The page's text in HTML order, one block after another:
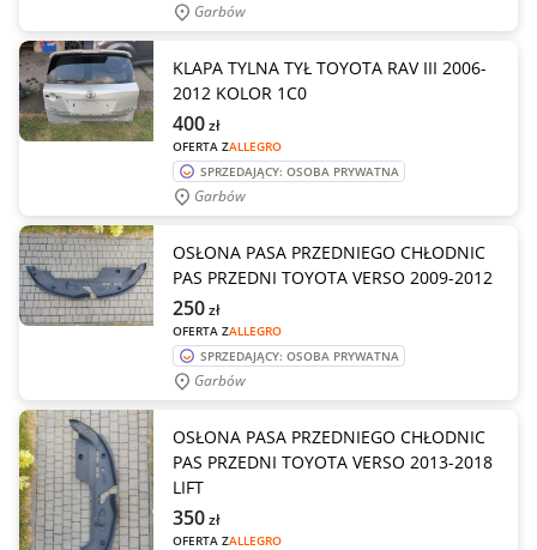
Garbów
KLAPA TYLNA TYŁ TOYOTA RAV III 2006-
2012 KOLOR 1C0
OFERTA ZALLEGRO
400zł
SPRZEDAJĄCY: OSOBA PRYWATNA
Garbów
OSŁONA PASA PRZEDNIEGO CHŁODNIC
PAS PRZEDNI TOYOTA VERSO 2009-2012
OFERTA ZALLEGRO
250zł
SPRZEDAJĄCY: OSOBA PRYWATNA
Garbów
OSŁONA PASA PRZEDNIEGO CHŁODNIC
PAS PRZEDNI TOYOTA VERSO 2013-2018
LIFT
OFERTA ZALLEGRO
350zł